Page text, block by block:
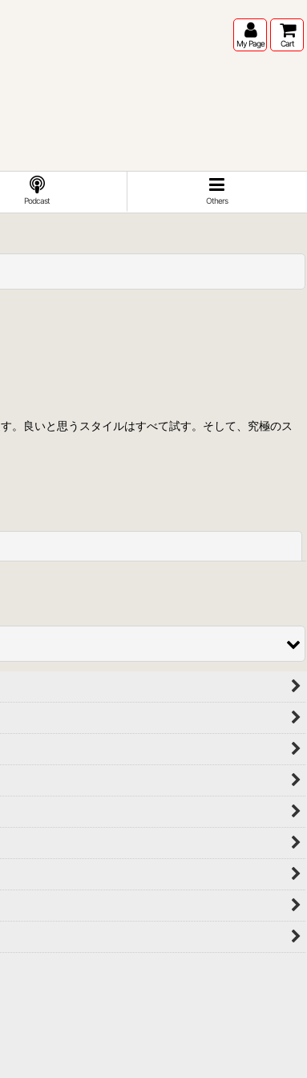
My Page Cart
Podcast Others
。良いと思うスタイルはすべて試す。そして、究極のス